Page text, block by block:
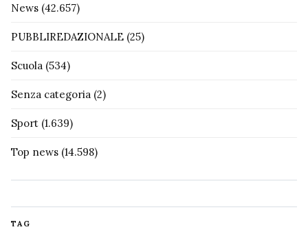
News (42.657)
PUBBLIREDAZIONALE (25)
Scuola (534)
Senza categoria (2)
Sport (1.639)
Top news (14.598)
TAG